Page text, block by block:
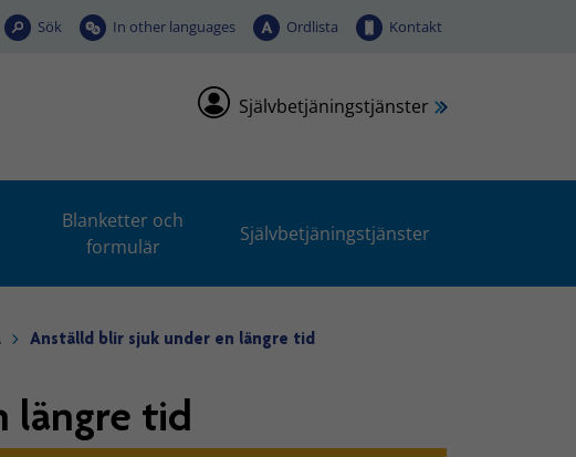
Sök In other languages Ordlista Kontakt
Självbetjäningstjänster
Blanketter och
formulär
Självbetjäningstjänster
Anställd blir sjuk under en längre tid
längre tid